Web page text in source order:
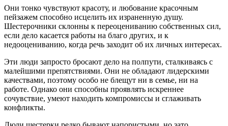
Они тонко чувствуют красоту, и любование красочным
пейзажем способно исцелить их израненную душу.
Шестерочники склонны к переоцениванию собственных сил,
если дело касается работы на благо других, и к
недооцениванию, когда речь заходит об их личных интересах.
Эти люди запросто бросают дело на полпути, сталкиваясь с
малейшими препятствиями. Они не обладают лидерскими
качествами, поэтому особо не блещут ни в семье, ни на
работе. Однако они способны проявлять искреннее
сочувствие, умеют находить компромиссы и сглаживать
конфликты.